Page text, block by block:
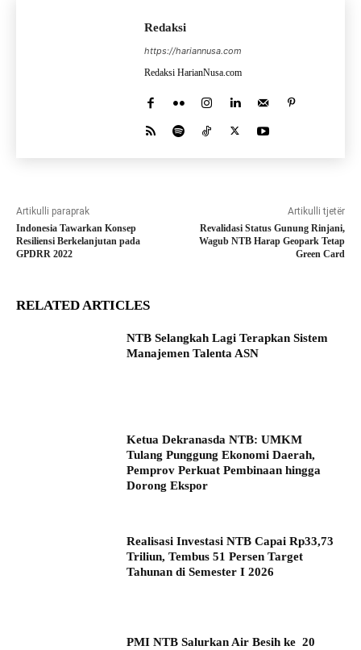
Redaksi
https://hariannusa.com
Redaksi HarianNusa.com
Artikulli paraprak
Indonesia Tawarkan Konsep
Resiliensi Berkelanjutan pada
GPDRR 2022
Artikulli tjetër
Revalidasi Status Gunung Rinjani,
Wagub NTB Harap Geopark Tetap
Green Card
RELATED ARTICLES
NTB Selangkah Lagi Terapkan Sistem
Manajemen Talenta ASN
Ketua Dekranasda NTB: UMKM
Tulang Punggung Ekonomi Daerah,
Pemprov Perkuat Pembinaan hingga
Dorong Ekspor
Realisasi Investasi NTB Capai Rp33,73
Triliun, Tembus 51 Persen Target
Tahunan di Semester I 2026
PMI NTB Salurkan Air Besih ke 20